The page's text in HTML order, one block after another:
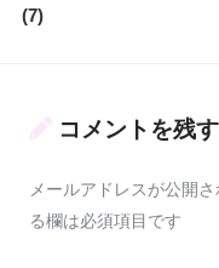
(7)
コメントを残す
メールアドレスが公開
る欄は必須項目です